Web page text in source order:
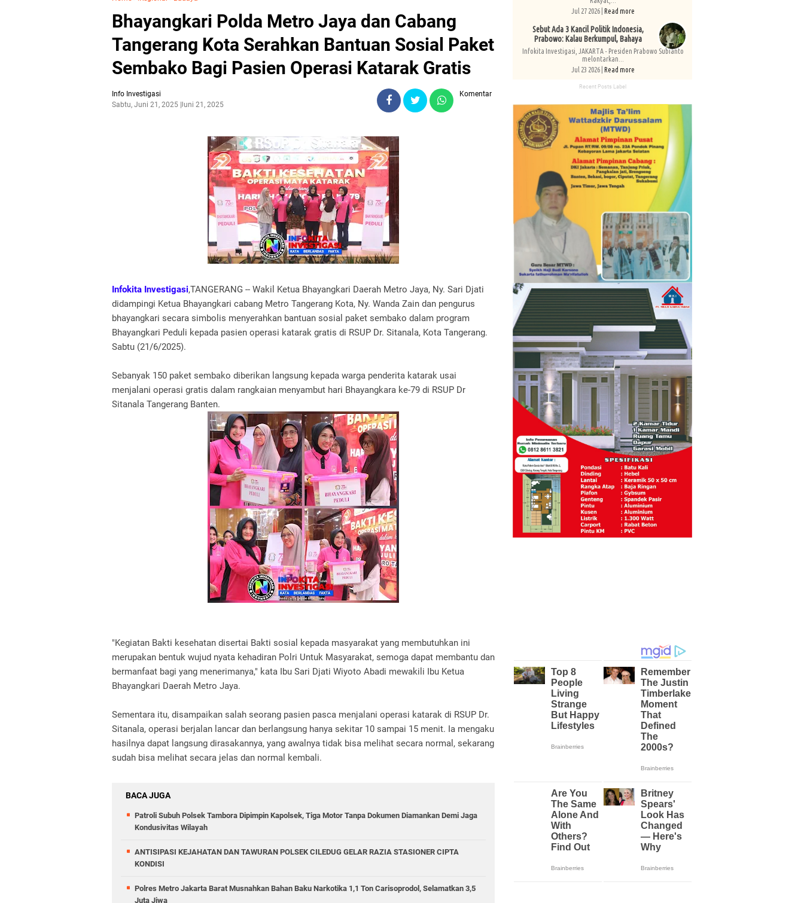
Bhayangkari Polda Metro Jaya dan Cabang
Tangerang Kota Serahkan Bantuan Sosial Paket
Sembako Bagi Pasien Operasi Katarak Gratis
Info Investigasi
Sabtu, Juni 21, 2025 Juni 21, 2025
Komentar
Infokita Investigasi,TANGERANG -- Wakil Ketua Bhayangkari Daerah Metro Jaya, Ny. Sari Djati
didampingi Ketua Bhayangkari cabang Metro Tangerang Kota, Ny. Wanda Zain dan pengurus
bhayangkari secara simbolis menyerahkan bantuan sosial paket sembako dalam program
Bhayangkari Peduli kepada pasien operasi katarak gratis di RSUP Dr. Sitanala, Kota Tangerang.
Sabtu (21/6/2025).
Sebanyak 150 paket sembako diberikan langsung kepada warga penderita katarak usai
menjalani operasi gratis dalam rangkaian menyambut hari Bhayangkara ke-79 di RSUP Dr
Sitanala Tangerang Banten.
"Kegiatan Bakti kesehatan disertai Bakti sosial kepada masyarakat yang membutuhkan ini
merupakan bentuk wujud nyata kehadiran Polri Untuk Masyarakat, semoga dapat membantu dan
bermanfaat bagi yang menerimanya," kata Ibu Sari Djati Wiyoto Abadi mewakili Ibu Ketua
Bhayangkari Daerah Metro Jaya.
Sementara itu, disampaikan salah seorang pasien pasca menjalani operasi katarak di RSUP Dr.
Sitanala, operasi berjalan lancar dan berlangsung hanya sekitar 10 sampai 15 menit. Ia mengaku
hasilnya dapat langsung dirasakannya, yang awalnya tidak bisa melihat secara normal, sekarang
sudah bisa melihat secara jelas dan normal kembali.
BACA JUGA
Patroli Subuh Polsek Tambora Dipimpin Kapolsek, Tiga Motor Tanpa Dokumen Diamankan Demi Jaga
Kondusivitas Wilayah
ANTISIPASI KEJAHATAN DAN TAWURAN POLSEK CILEDUG GELAR RAZIA STASIONER CIPTA
KONDISI
Polres Metro Jakarta Barat Musnahkan Bahan Baku Narkotika 1,1 Ton Carisoprodol, Selamatkan 3,5
Juta Jiwa
Jul 27 2026 | Read more
Sebut Ada 3 Kancil Politik Indonesia,
Prabowo: Kalau Berkumpul, Bahaya
Infokita Investigasi, JAKARTA - Presiden Prabowo Subianto
melontarkan...
Jul 23 2026 | Read more
Recent Posts Label